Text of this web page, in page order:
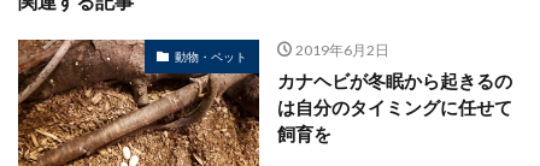
動物・ペット 2019年6月2日
カナヘビが冬眠から起きるの
は自分のタイミングに任せて
飼育を